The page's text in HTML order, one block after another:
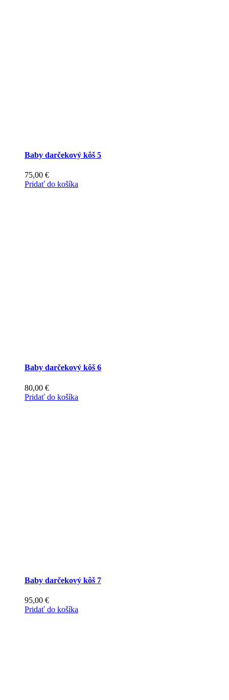
Baby darčekový kôš 5
75,00 €
Pridať do košíka
Baby darčekový kôš 6
80,00 €
Pridať do košíka
Baby darčekový kôš 7
95,00 €
Pridať do košíka